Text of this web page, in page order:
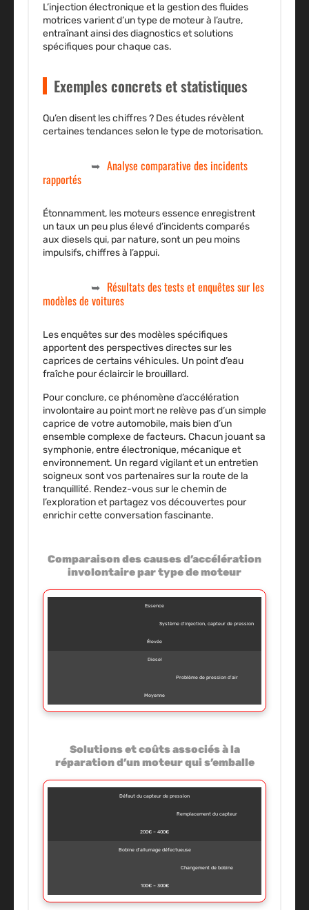
L’injection électronique et la gestion des fluides
motrices varient d’un type de moteur à l’autre,
entraînant ainsi des diagnostics et solutions
spécifiques pour chaque cas.
Exemples concrets et statistiques
Qu’en disent les chiffres ? Des études révèlent
certaines tendances selon le type de motorisation.
Analyse comparative des incidents
rapportés
Étonnamment, les moteurs essence enregistrent
un taux un peu plus élevé d’incidents comparés
aux diesels qui, par nature, sont un peu moins
impulsifs, chiffres à l’appui.
Résultats des tests et enquêtes sur les
modèles de voitures
Les enquêtes sur des modèles spécifiques
apportent des perspectives directes sur les
caprices de certains véhicules. Un point d’eau
fraîche pour éclaircir le brouillard.
Pour conclure, ce phénomène d’accélération
involontaire au point mort ne relève pas d’un simple
caprice de votre automobile, mais bien d’un
ensemble complexe de facteurs. Chacun jouant sa
symphonie, entre électronique, mécanique et
environnement. Un regard vigilant et un entretien
soigneux sont vos partenaires sur la route de la
tranquillité. Rendez-vous sur le chemin de
l’exploration et partagez vos découvertes pour
enrichir cette conversation fascinante.
Comparaison des causes d’accélération
involontaire par type de moteur
Essence
Système d’injection, capteur de pression
Élevée
Diesel
Problème de pression d’air
Moyenne
Solutions et coûts associés à la
réparation d’un moteur qui s’emballe
Défaut du capteur de pression
Remplacement du capteur
200€ – 400€
Bobine d’allumage défectueuse
Changement de bobine
100€ – 300€